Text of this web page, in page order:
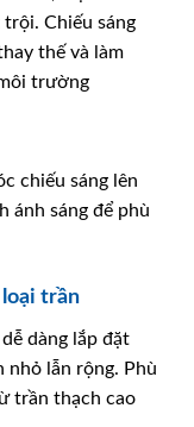
Chiếu sáng
thế và làm
trường
chiếu sáng lên
ánh sáng để phù
loại trần
dàng lắp đặt
nhỏ lẫn rộng. Phù
trần thạch cao